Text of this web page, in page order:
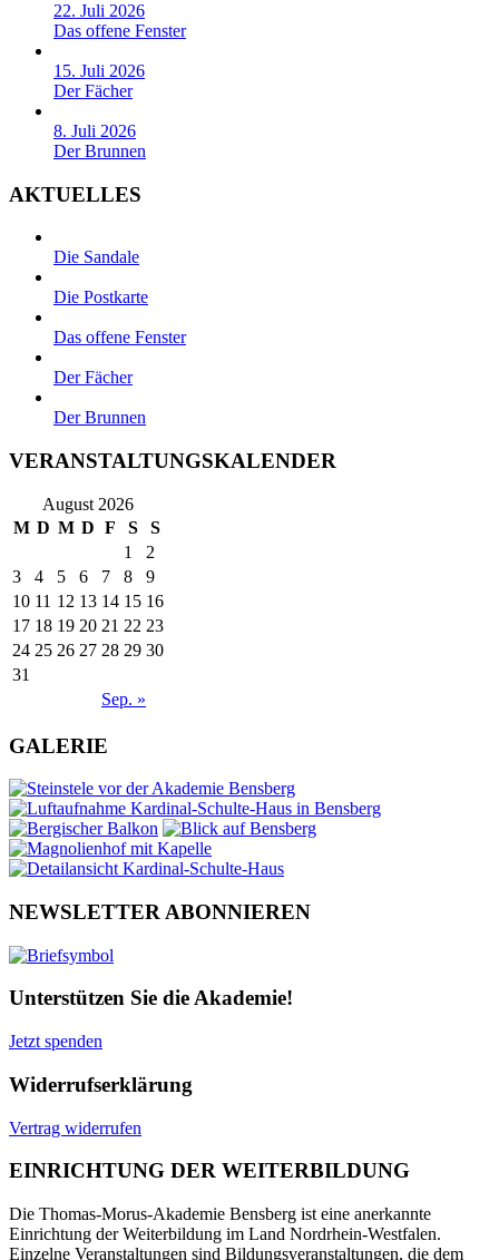
22. Juli 2026
Das offene Fenster
15. Juli 2026
Der Fächer
8. Juli 2026
Der Brunnen
AKTUELLES
Die Sandale
Die Postkarte
Das offene Fenster
Der Fächer
Der Brunnen
VERANSTALTUNGSKALENDER
August 2026
M D M D F S S
Sep. »
1
2
3
4 5 6 7 8
9
10 11 12 13 14 15 16
17 18 19 20 21 22 23
24 25 26 27 28 29 30
31
GALERIE
NEWSLETTER ABONNIEREN
Unterstützen Sie die Akademie!
Jetzt spenden
Widerrufserklärung
Vertrag widerrufen
EINRICHTUNG DER WEITERBILDUNG
Die Thomas-Morus-Akademie Bensberg ist eine anerkannte
Einrichtung der Weiterbildung im Land Nordrhein-Westfalen.
Einzelne Veranstaltungen sind Bildungsveranstaltungen, die dem